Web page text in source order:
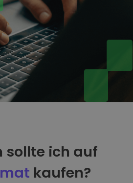
sollte ich auf
kaufen?